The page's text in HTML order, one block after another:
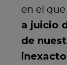
en el que
a juicio
de